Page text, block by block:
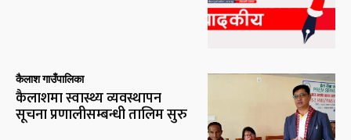
कैलाश गाउँपालिका
कैलाशमा स्वास्थ्य व्यवस्थापन
सूचना प्रणालीसम्बन्धी तालिम सुरु